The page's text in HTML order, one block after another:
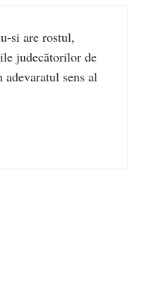
si are rostul,
judecătorilor de
sens al